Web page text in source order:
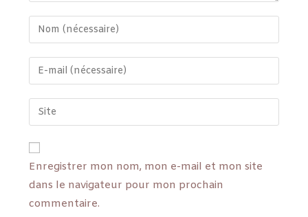
Enregistrer mon nom, mon e-mail et mon site
dans le navigateur pour mon prochain
commentaire.